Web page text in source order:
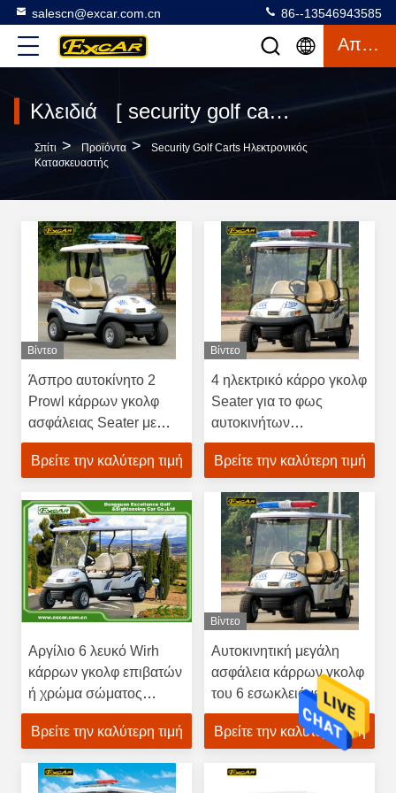
salescn@excar.com.cn 86--13546943585
Απόσπασμα
Κλειδιά [ security golf carts ] Συμφωνία 120 προϊόντα
Σπίτι > Προϊόντα >
Security Golf Carts Ηλεκτρονικός
Κατασκευαστής
Βίντεο
Άσπρο αυτοκίνητο 2
Prowl κάρρων γκολφ
ασφάλειας Seater με
μπαταρίες
Βρείτε την καλύτερη τιμή
Βίντεο
4 ηλεκτρικό κάρρο γκολφ
Seater για το φως
αυτοκινήτων
κρουαζιέρας ασφάλειας
με σύνεση
Βρείτε την καλύτερη τιμή
Αργίλιο 6 λευκό Wirh
κάρρων γκολφ επιβατών
ή χρώμα σώματος
συνήθειας
Βρείτε την καλύτερη τιμή
Βίντεο
Αυτοκινητική μεγάλη
ασφάλεια κάρρων γκολφ
του 6 εσωκλειόμενου
άτομο τύπου
Βρείτε την καλύτερη τιμή